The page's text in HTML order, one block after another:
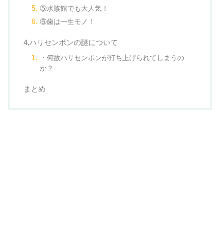
⑤水族館でも大人気！
⑥歯は一生モノ！
4,ハリセンボンの謎について
・何故ハリセンボンが打ち上げられてしまうの
か？
まとめ